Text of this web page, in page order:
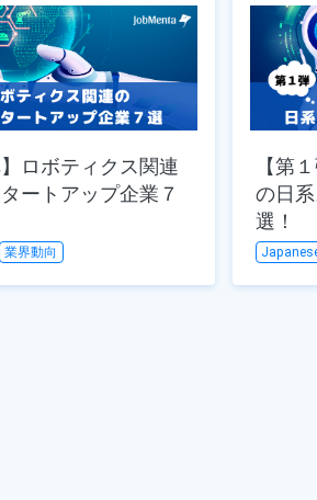
】ロボティクス関連
ートアップ企業７
業界動向
【第
の日
選！